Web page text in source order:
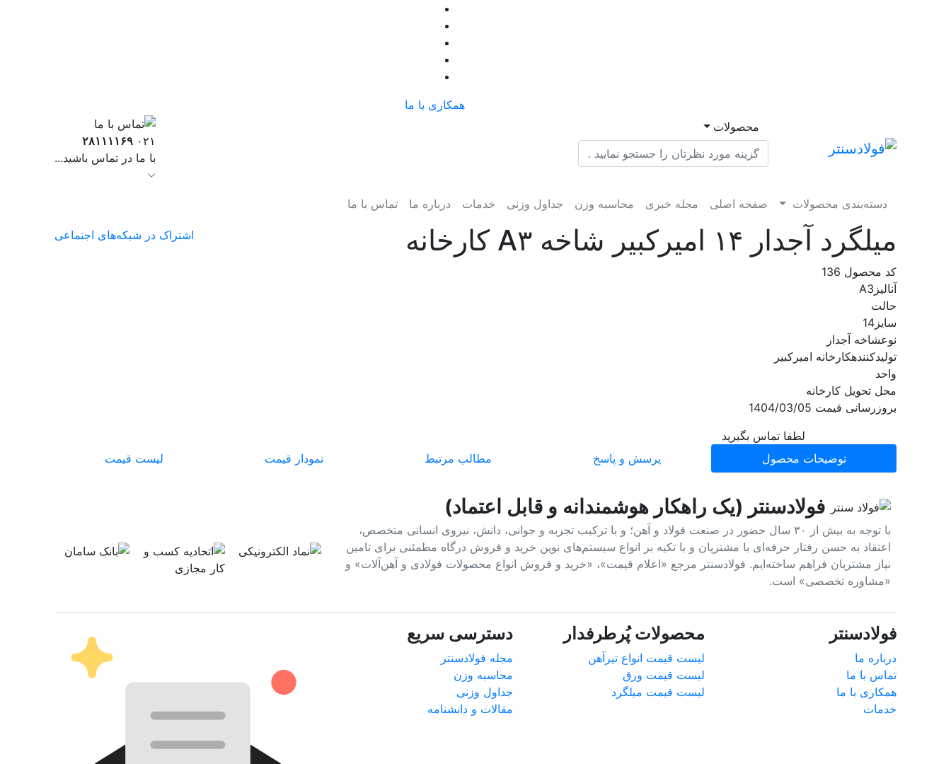
همکاری با ما
محصولات
۰۲۱ ۲۸۱۱۱۱۶۹
با ما در تماس باشید...
دسته‌بندی محصولات صفحه اصلی مجله خبری محاسبه وزن جداول وزنی خدمات درباره ما تماس با ما
میلگرد آجدار ۱۴ امیرکبیر شاخه A۳ کارخانه اشتراک در شبکه‌های اجتماعی
کد محصول 136
آنالیز A3
حالت
سایز 14
نوعشاخه آجدار
تولیدکنندهکارخانه امیرکبیر
واحد
محل تحویل کارخانه
بروزرسانی قیمت 1404/03/05
لطفا تماس بگیرید
توضیحات محصول
پرسش و پاسخ مطالب مرتبط نمودار قیمت لیست قیمت
فولادسنتر (یک راهکار هوشمندانه و قابل اعتماد)
با توجه به بیش از ۳۰ سال حضور در صنعت فولاد و آهن؛ و با ترکیب تجربه و جوانی، دانش، نیروی انسانی متخصص،
اعتقاد به حسن رفتار حرفه‌ای با مشتریان و با تکیه بر انواع سیستم‌های نوین خرید و فروش درگاه مطمئنی برای تامین
نیاز مشتریان فراهم ساخته‌ایم. فولادسنتر مرجع «اعلام قیمت»، «خرید و فروش انواع محصولات فولادی و آهن‌آلات» و
«مشاوره تخصصی» است.
فولادسنتر
درباره ما
تماس با ما
همکاری با ما
خدمات
محصولات پُرطرفدار
لیست قیمت انواع تیرآهن
لیست قیمت ورق
لیست قیمت میلگرد
دسترسی سریع
مجله فولادسنتر
محاسبه وزن
جداول وزنی
مقالات و دانشنامه